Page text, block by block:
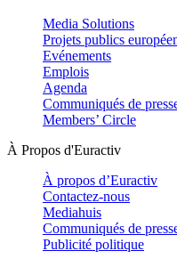
Media Solutions
Projets publics
Evénements
Emplois
Agenda
Communiqués de
Members’ Circle
À Propos d'Euractiv
À propos d’Euractiv
Contactez-nous
Mediahuis
Communiqués de
Publicité politique